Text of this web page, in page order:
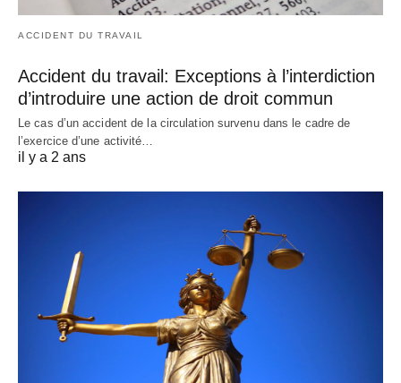
ACCIDENT DU TRAVAIL
Accident du travail: Exceptions à l’interdiction
d’introduire une action de droit commun
Le cas d’un accident de la circulation survenu dans le cadre de
l’exercice d’une activité…
il y a 2 ans